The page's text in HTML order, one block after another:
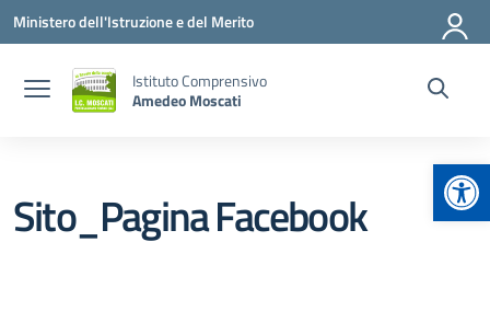
Vai ai contenuti
Vai al menu di navigazione
Vai al footer
Ministero dell'Istruzione e del Merito
Istituto Comprensivo
Amedeo Moscati
Sito_Pagina Facebook